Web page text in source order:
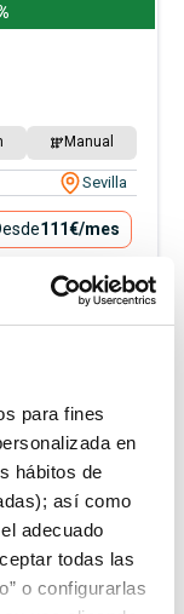
para fines
en
hábitos de
así como
adecuado
todas las
o configurarlas
Manual
Sevilla
111€/mes